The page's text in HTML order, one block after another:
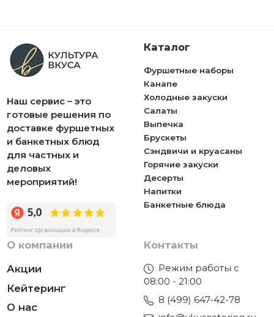
Наш сервис – это
готовые решения по
доставке фуршетных
и банкетных блюд
для частных и
деловых
мероприятий!
Каталог
Фуршетные наборы
Канапе
Холодные закуски
Салаты
Выпечка
Брускеты
Сэндвичи и круасаны
Горячие закуски
Десерты
Напитки
Банкетные блюда
О компании
Акции
Кейтеринг
О нас
Контакты
Режим работы с
08:00 - 21:00
8 (499) 647-42-78